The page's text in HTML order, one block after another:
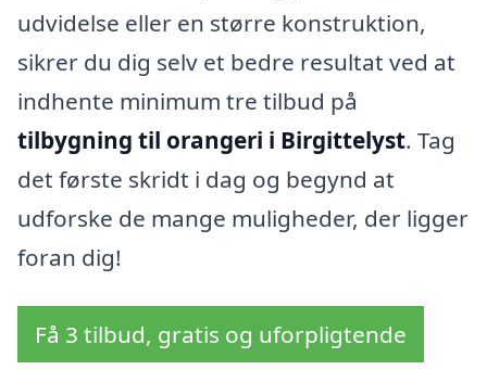
udvidelse eller en større konstruktion,
sikrer du dig selv et bedre resultat ved at
indhente minimum tre tilbud på
tilbygning til orangeri i Birgittelyst. Tag
det første skridt i dag og begynd at
udforske de mange muligheder, der ligger
foran dig!
Få 3 tilbud, gratis og uforpligtende